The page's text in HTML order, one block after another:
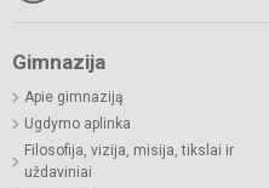
Gimnazija
Apie gimnaziją
Ugdymo aplinka
Filosofija, vizija, misija, tikslai ir
uždaviniai